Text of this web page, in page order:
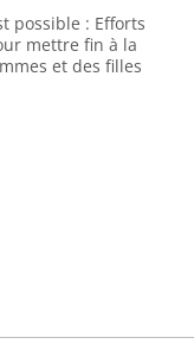
possible : Efforts
mettre fin à la
et des filles